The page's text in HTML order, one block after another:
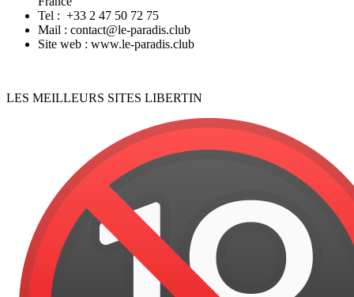
Tel : +33 2 47 50 72 75
Mail : contact@le-paradis.club
Site web : www.le-paradis.club
LES MEILLEURS SITES LIBERTIN